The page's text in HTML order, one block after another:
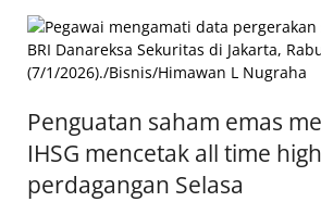
Penguatan saham emas
IHSG mencetak all time
perdagangan Selasa